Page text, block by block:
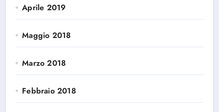
Aprile 2019
Maggio 2018
Marzo 2018
Febbraio 2018